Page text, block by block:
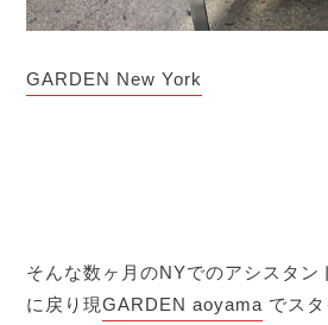
GARDEN New York
そんな数ヶ月のNYでのアシスタン
に戻り現GARDEN aoyama でス